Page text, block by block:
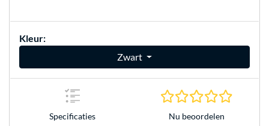
Kleur:
Zwart
Specificaties Nu beoordelen